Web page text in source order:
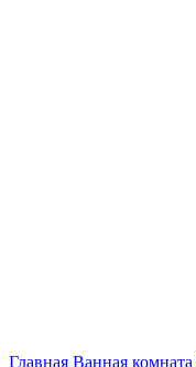
Главная Ванная комната